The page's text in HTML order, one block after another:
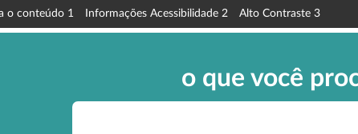
o conteúdo 1 Informações Acessibilidade 2 Alto Contraste 3
o que você